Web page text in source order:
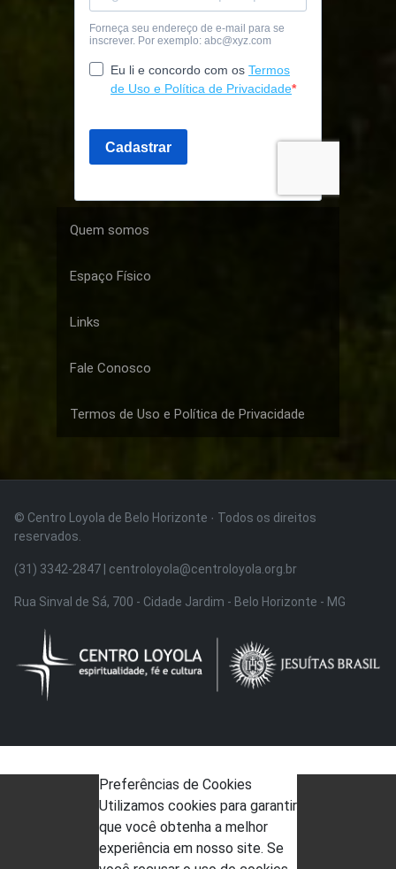
Quem somos
Espaço Físico
Links
Fale Conosco
Termos de Uso e Política de Privacidade
© Centro Loyola de Belo Horizonte · Todos os direitos
reservados.
(31) 3342-2847 | centroloyola@centroloyola.org.br
Rua Sinval de Sá, 700 - Cidade Jardim - Belo Horizonte - MG
Preferências de Cookies
Utilizamos cookies para garantir
que você obtenha a melhor
experiência em nosso site. Se